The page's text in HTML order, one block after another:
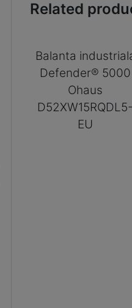
Related
Balanta
Defender® 5000
Ohaus
D52XW15RQDL5-
EU